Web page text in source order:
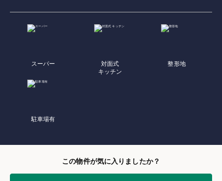
スーパー
対面式
キッチン
整形地
駐車場有
この物件が気に入りましたか？